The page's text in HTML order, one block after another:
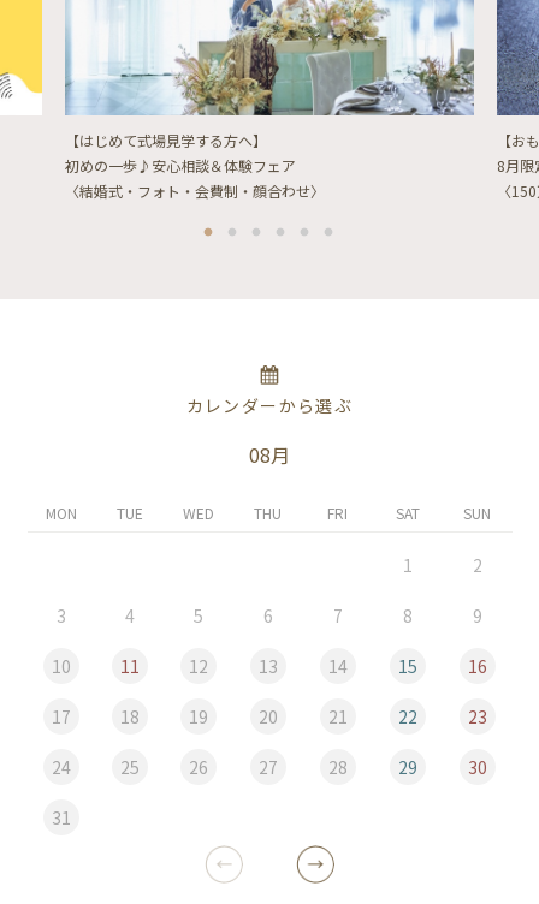
【はじめて式場見学する方へ】
初めの一歩♪安心相談＆体験フェア
〈結婚式・フォト・会費制・顔合わせ〉
【お
8月限
〈
カレンダーから選ぶ
08月
MON TUE WED THU FRI SAT SUN
1 2
3 4 5 6 7 8 9
10 11 12 13 14 15 16
17 18 19 20 21 22 23
24 25 26 27 28 29 30
31